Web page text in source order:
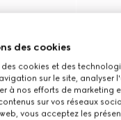
des cookies
des cookies et des
sur le site, analyser
à nos efforts de marketing
sur vos réseaux
vous acceptez les